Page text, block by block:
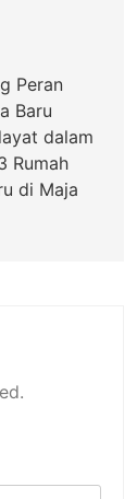
Peran
Baru
dalam
Rumah
di Maja